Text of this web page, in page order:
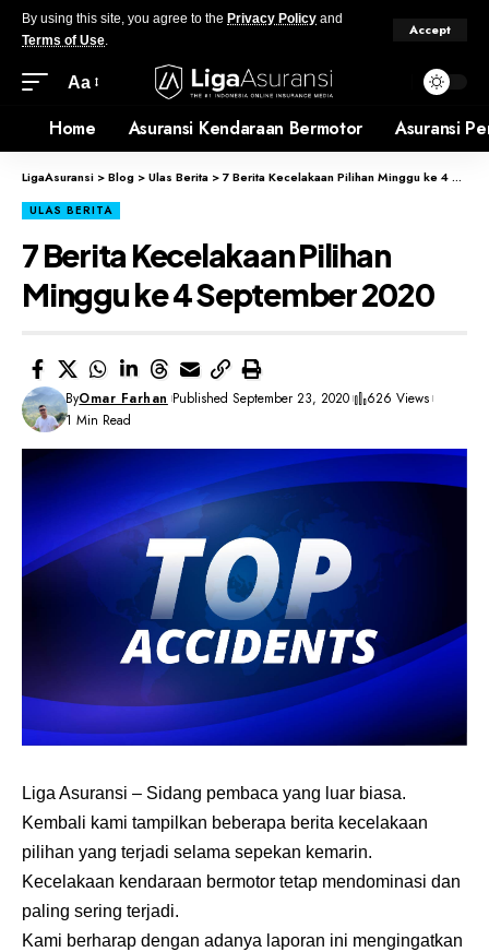
By using this site, you agree to the Privacy Policy and
Terms of Use.
Accept
Aa
Home Asuransi Kendaraan Bermotor Asuransi
LigaAsuransi >Blog >Ulas Berita >7 Berita Kecelakaan Pilihan Minggu ke 4 September 2020
ULAS BERITA
7 Berita Kecelakaan Pilihan
Minggu ke 4 September 2020
ByOmar Farhan Published September 23, 2020
626 Views
1 Min Read
Liga Asuransi – Sidang pembaca yang luar biasa.
Kembali kami tampilkan beberapa berita kecelakaan
pilihan yang terjadi selama sepekan kemarin.
Kecelakaan kendaraan bermotor tetap mendominasi dan
paling sering terjadi.
Kami berharap dengan adanya laporan ini mengingatkan